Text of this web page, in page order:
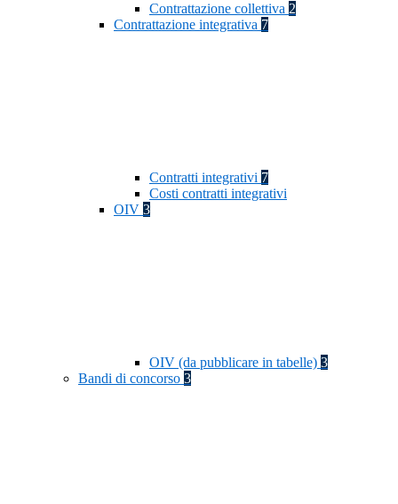
Contrattazione collettiva 2
Contrattazione integrativa 7
Contratti integrativi 7
Costi contratti integrativi
OIV 3
OIV (da pubblicare in tabelle) 3
Bandi di concorso 3